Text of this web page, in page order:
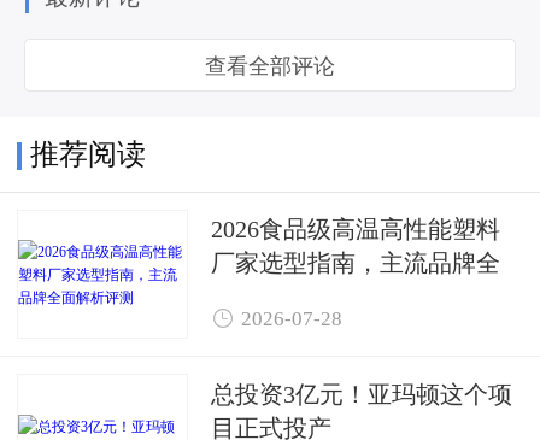
查看全部评论
推荐阅读
2026食品级高温高性能塑料
厂家选型指南，主流品牌全
 2026-07-28
总投资3亿元！亚玛顿这个项
目正式投产